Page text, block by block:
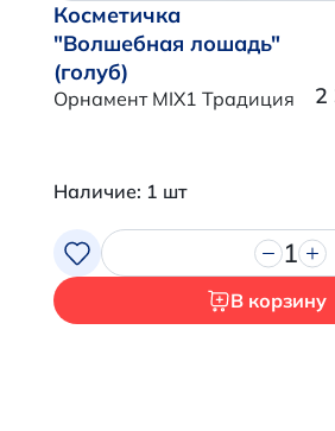
Косметичка
"Волшебная лошадь"
(голуб)
Орнамент MIX1 Традиция 2
Наличие: 1 шт
1
В корзину